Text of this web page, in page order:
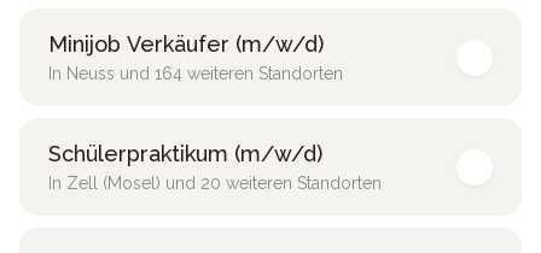
Minijob Verkäufer (m/w/d)
In Neuss und 164 weiteren Standorten
Schülerpraktikum (m/w/d)
In Zell (Mosel) und 20 weiteren Standorten